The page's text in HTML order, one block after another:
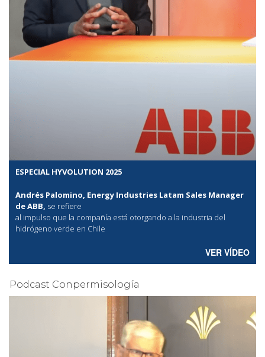
ESPECIAL HYVOLUTION 2025
Andrés Palomino, Energy Industries Latam Sales Manager
de ABB, se refiere
al impulso que la compañía está otorgando a la industria del
hidrógeno verde en Chile
VER VÍDEO
Podcast Conpermisología